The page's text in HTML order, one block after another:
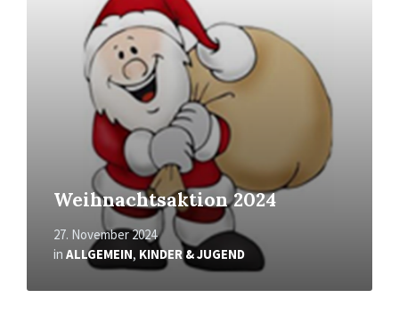
Weihnachtsaktion 2024
27. November 2024
in ALLGEMEIN, KINDER & JUGEND